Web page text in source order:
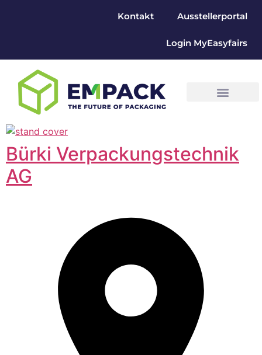
Kontakt Ausstellerportal
Login MyEasyfairs
Bürki Verpackungstechnik
AG